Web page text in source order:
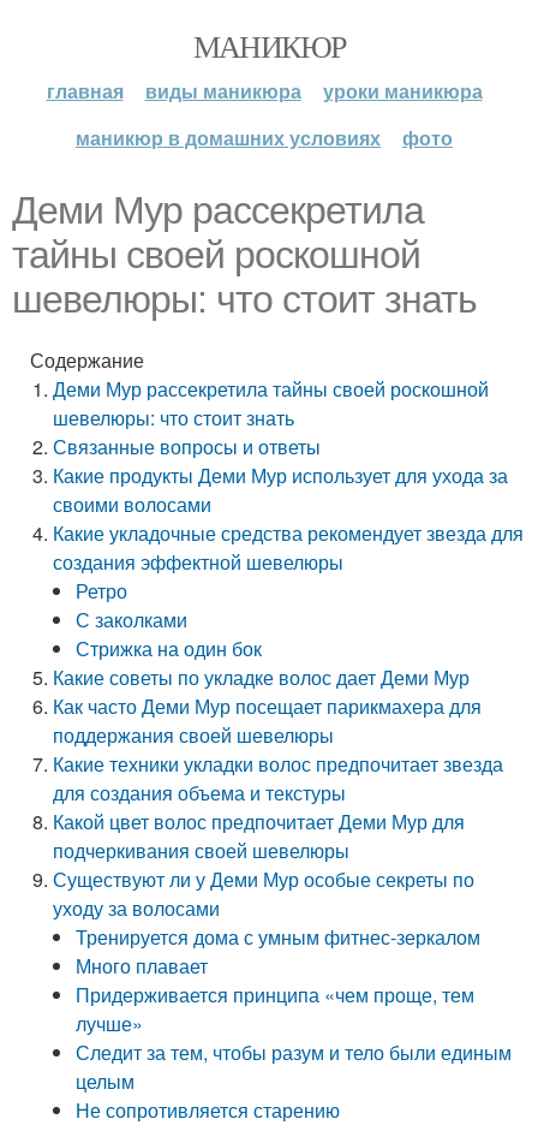
МАНИКЮР
главная виды маникюра
уроки маникюра
маникюр в домашних условиях
фото
Деми Мур рассекретила
тайны своей роскошной
шевелюры: что стоит знать
Содержание
Деми Мур рассекретила тайны своей роскошной
шевелюры: что стоит знать
Связанные вопросы и ответы
Какие продукты Деми Мур использует для ухода за
своими волосами
Какие укладочные средства рекомендует звезда для
создания эффектной шевелюры
Ретро
С заколками
Стрижка на один бок
Какие советы по укладке волос дает Деми Мур
Как часто Деми Мур посещает парикмахера для
поддержания своей шевелюры
Какие техники укладки волос предпочитает звезда
для создания объема и текстуры
Какой цвет волос предпочитает Деми Мур для
подчеркивания своей шевелюры
Существуют ли у Деми Мур особые секреты по
уходу за волосами
Тренируется дома с умным фитнес-зеркалом
Много плавает
Придерживается принципа «чем проще, тем
лучше»
Следит за тем, чтобы разум и тело были единым
целым
Не сопротивляется старению